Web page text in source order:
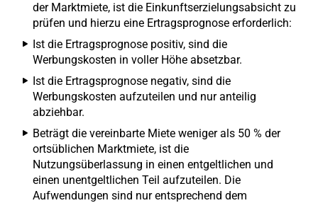
der Marktmiete, ist die Einkunftserzielungsabsicht zu
prüfen und hierzu eine Ertragsprognose erforderlich:
Ist die Ertragsprognose positiv, sind die
Werbungskosten in voller Höhe absetzbar.
Ist die Ertragsprognose negativ, sind die
Werbungskosten aufzuteilen und nur anteilig
abziehbar.
Beträgt die vereinbarte Miete weniger als 50 % der
ortsüblichen Marktmiete, ist die
Nutzungsüberlassung in einen entgeltlichen und
einen unentgeltlichen Teil aufzuteilen. Die
Aufwendungen sind nur entsprechend dem